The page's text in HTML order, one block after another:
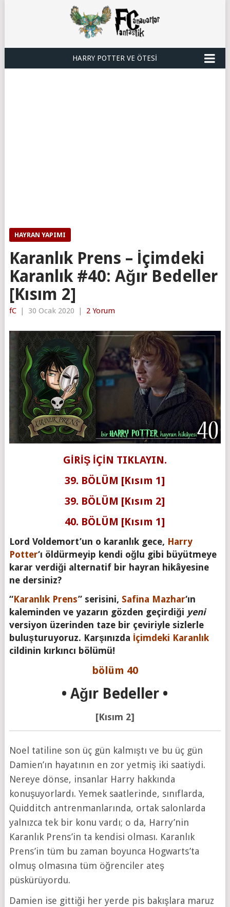
HARRY POTTER VE ÖTESI
HAYRAN YAPIMI
Karanlık Prens – İçimdeki
Karanlık #40: Ağır Bedeller
[Kısım 2]
fC | 30 Ocak 2020 | 2 Yorum
GİRİŞ İÇİN TIKLAYIN.
39. BÖLÜM [Kısım 1]
39. BÖLÜM [Kısım 2]
40. BÖLÜM [Kısım 1]
Lord Voldemort’un o karanlık gece, Harry
Potter‘ı öldürmeyip kendi oğlu gibi büyütmeye
karar verdiği alternatif bir hayran hikâyesine
ne dersiniz?
“Karanlık Prens” serisini, Safina Mazhar‘ın
kaleminden ve yazarın gözden geçirdiği yeni
versiyon üzerinden taze bir çeviriyle sizlerle
buluşturuyoruz. Karşınızda İçimdeki Karanlık
cildinin kırkıncı bölümü!
bölüm 40
• Ağır Bedeller •
[Kısım 2]
Noel tatiline son üç gün kalmıştı ve bu üç gün
Damien’ın hayatının en zor yetmiş iki saatiydi.
Nereye dönse, insanlar Harry hakkında
konuşuyorlardı. Yemek saatlerinde, sınıflarda,
Quidditch antrenmanlarında, ortak salonlarda
yalnızca tek bir konu vardı; o da, Harry’nin
Karanlık Prens’in ta kendisi olması. Karanlık
Prens’in tüm bu zaman boyunca Hogwarts’ta
olmuş olmasına tüm öğrenciler ateş
püskürüyordu.
Damien ise gittiği her yerde pis bakışlara maruz